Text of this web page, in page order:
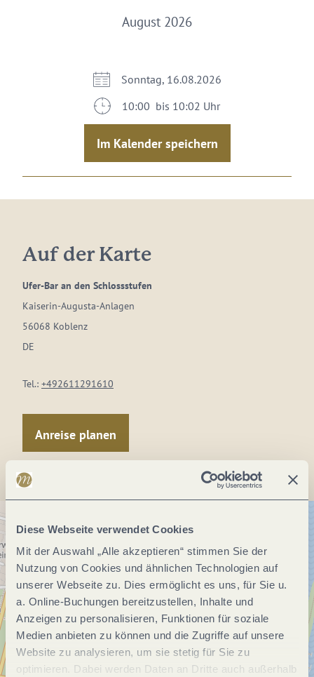
Diese Webseite verwendet Cookies
Mit der Auswahl „Alle akzeptieren“ stimmen Sie der
Nutzung von Cookies und ähnlichen Technologien auf
unserer Webseite zu. Dies ermöglicht es uns, für Sie u.
a. Online-Buchungen bereitzustellen, Inhalte und
Anzeigen zu personalisieren, Funktionen für soziale
Medien anbieten zu können und die Zugriffe auf unsere
Website zu analysieren, um sie stetig für Sie zu
optimieren. Dabei werden Daten an Dritte auch außerhalb
August 2026
Sonntag, 16.08.2026
10:00 bis 10:02 Uhr
Im Kalender speichern
Auf der Karte
Ufer-Bar an den Schlossstufen
Kaiserin-Augusta-Anlagen
56068 Koblenz
DE
Tel.: +492611291610
Anreise planen